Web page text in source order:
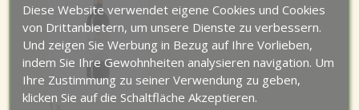
1x
Diese Website verwendet eigene Cookies und Cookies
von Drittanbietern, um unsere Dienste zu verbessern.
Und zeigen Sie Werbung in Bezug auf Ihre Vorlieben,
indem Sie Ihre Gewohnheiten analysieren navigation. Um
Ihre Zustimmung zu seiner Verwendung zu geben,
klicken Sie auf die Schaltfläche Akzeptieren.